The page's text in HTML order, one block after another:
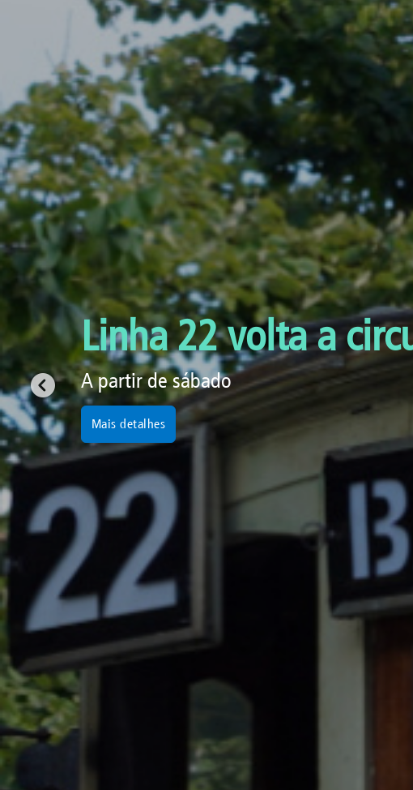
A sua viagem
Registe-se e receba os alertas das suas